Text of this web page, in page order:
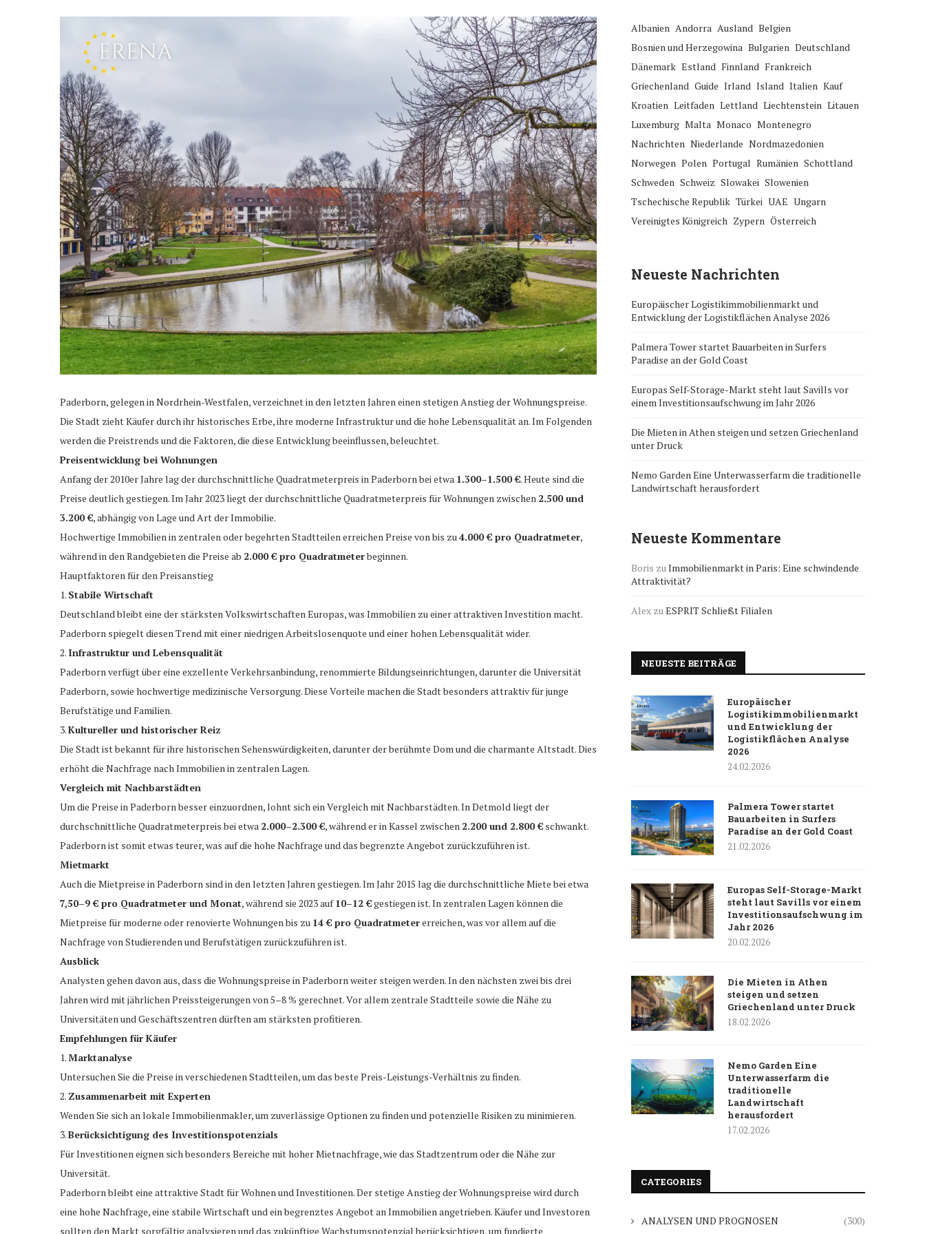
Paderborn, gelegen in Nordrhein-Westfalen, verzeichnet in den letzten Jahren einen stetigen Anstieg der Wohnungspreise.
Die Stadt zieht Käufer durch ihr historisches Erbe, ihre moderne Infrastruktur und die hohe Lebensqualität an. Im Folgenden
werden die Preistrends und die Faktoren, die diese Entwicklung beeinflussen, beleuchtet.
Preisentwicklung bei Wohnungen
Anfang der 2010er Jahre lag der durchschnittliche Quadratmeterpreis in Paderborn bei etwa 1.300–1.500 €. Heute sind die
Preise deutlich gestiegen. Im Jahr 2023 liegt der durchschnittliche Quadratmeterpreis für Wohnungen zwischen 2.500 und
3.200 €, abhängig von Lage und Art der Immobilie.
Hochwertige Immobilien in zentralen oder begehrten Stadtteilen erreichen Preise von bis zu4.000 € pro Quadratmeter,
während in den Randgebieten die Preise ab 2.000 € pro Quadratmeterbeginnen.
Hauptfaktoren für den Preisanstieg
1. Stabile Wirtschaft
Deutschland bleibt eine der stärksten Volkswirtschaften Europas, was Immobilien zu einer attraktiven Investition macht.
Paderborn spiegelt diesen Trend mit einer niedrigen Arbeitslosenquote und einer hohen Lebensqualität wider.
2. Infrastruktur und Lebensqualität
Paderborn verfügt über eine exzellente Verkehrsanbindung, renommierte Bildungseinrichtungen, darunter die Universität
Paderborn, sowie hochwertige medizinische Versorgung. Diese Vorteile machen die Stadt besonders attraktiv für junge
Berufstätige und Familien.
3.Kultureller und historischer Reiz
Die Stadt ist bekannt für ihre historischen Sehenswürdigkeiten, darunter der berühmte Dom und die charmante Altstadt. Dies
erhöht die Nachfrage nach Immobilien in zentralen Lagen.
Vergleich mit Nachbarstädten
Um die Preise in Paderborn besser einzuordnen, lohnt sich ein Vergleich mit Nachbarstädten. In Detmold liegt der
durchschnittliche Quadratmeterpreis bei etwa 2.000–2.300 €, während er in Kassel zwischen 2.200 und 2.800 € schwankt.
Paderborn ist somit etwas teurer, was auf die hohe Nachfrage und das begrenzte Angebot zurückzuführen ist.
Mietmarkt
Auch die Mietpreise in Paderborn sind in den letzten Jahren gestiegen. Im Jahr 2015 lag die durchschnittliche Miete bei etwa
7,50–9 € pro Quadratmeter und Monat, während sie 2023 auf10–12 €gestiegen ist. In zentralen Lagen können die
Mietpreise für moderne oder renovierte Wohnungen bis zu 14 € pro Quadratmetererreichen, was vor allem auf die
Nachfrage von Studierenden und Berufstätigen zurückzuführen ist.
Ausblick
Analysten gehen davon aus, dass die Wohnungspreise in Paderborn weiter steigen werden. In den nächsten zwei bis drei
Jahren wird mit jährlichen Preissteigerungen von 5–8 % gerechnet. Vor allem zentrale Stadtteile sowie die Nähe zu
Universitäten und Geschäftszentren dürften am stärksten profitieren.
Empfehlungen für Käufer
1.Marktanalyse
Untersuchen Sie die Preise in verschiedenen Stadtteilen, um das beste Preis-Leistungs-Verhältnis zu finden.
2. Zusammenarbeit mit Experten
Wenden Sie sich an lokale Immobilienmakler, um zuverlässige Optionen zu finden und potenzielle Risiken zu minimieren.
3.Berücksichtigung des Investitionspotenzials
Für Investitionen eignen sich besonders Bereiche mit hoher Mietnachfrage, wie das Stadtzentrum oder die Nähe zur
Universität.
Paderborn bleibt eine attraktive Stadt für Wohnen und Investitionen. Der stetige Anstieg der Wohnungspreise wird durch
eine hohe Nachfrage, eine stabile Wirtschaft und ein begrenztes Angebot an Immobilien angetrieben. Käufer und Investoren
sollten den Markt sorgfältig analysieren und das zukünftige Wachstumspotenzial berücksichtigen, um fundierte
Albanien Andorra Ausland Belgien
Bosnien und Herzegowina Bulgarien Deutschland
Dänemark Estland Finnland Frankreich
Griechenland Guide Irland Island Italien Kauf
Kroatien Leitfaden Lettland Liechtenstein Litauen
Luxemburg Malta Monaco Montenegro
Nachrichten Niederlande Nordmazedonien
Norwegen Polen Portugal Rumänien Schottland
Schweden Schweiz Slowakei Slowenien
Tschechische Republik Türkei UAE Ungarn
Vereinigtes Königreich Zypern Österreich
Neueste Nachrichten
Europäischer Logistikimmobilienmarkt und
Entwicklung der Logistikflächen Analyse 2026
Palmera Tower startet Bauarbeiten in Surfers
Paradise an der Gold Coast
Europas Self-Storage-Markt steht laut Savills vor
einem Investitionsaufschwung im Jahr 2026
Die Mieten in Athen steigen und setzen Griechenland
unter Druck
Nemo Garden Eine Unterwasserfarm die traditionelle
Landwirtschaft herausfordert
Neueste Kommentare
Boris zuImmobilienmarkt in Paris: Eine schwindende
Attraktivität?
Alex zuESPRIT Schließt Filialen
NEUESTE BEITRÄGE
Europäischer
Logistikimmobilienmarkt
und Entwicklung der
Logistikflächen Analyse
2026
24.02.2026
Palmera Tower startet
Bauarbeiten in Surfers
Paradise an der Gold Coast
21.02.2026
Europas Self-Storage-Markt
steht laut Savills vor einem
Investitionsaufschwung im
Jahr 2026
20.02.2026
Die Mieten in Athen
steigen und setzen
Griechenland unter Druck
18.02.2026
Nemo Garden Eine
Unterwasserfarm die
traditionelle
Landwirtschaft
herausfordert
17.02.2026
CATEGORIES
ANALYSEN UND PROGNOSEN (300)